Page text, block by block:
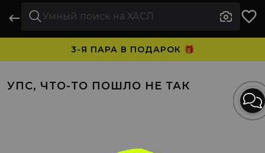
3-Я ПАРА В ПОДАРОК 🎁
УПС, ЧТО-ТО ПОШЛО НЕ ТАК